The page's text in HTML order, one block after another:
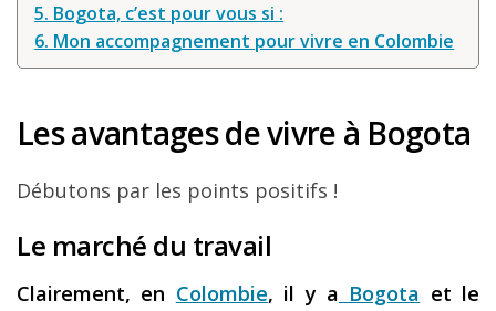
5. Bogota, c’est pour vous si :
6. Mon accompagnement pour vivre en Colombie
Les avantages de vivre à Bogota
Débutons par les points positifs !
Le marché du travail
Clairement, en Colombie, il y a Bogota et le